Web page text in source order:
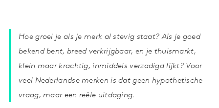
Hoe groei je als je merk al stevig staat? Als je goed
bekend bent, breed verkrijgbaar, en je thuismarkt,
klein maar krachtig, inmiddels verzadigd lijkt? Voor
veel Nederlandse merken is dat geen hypothetische
vraag, maar een reële uitdaging.